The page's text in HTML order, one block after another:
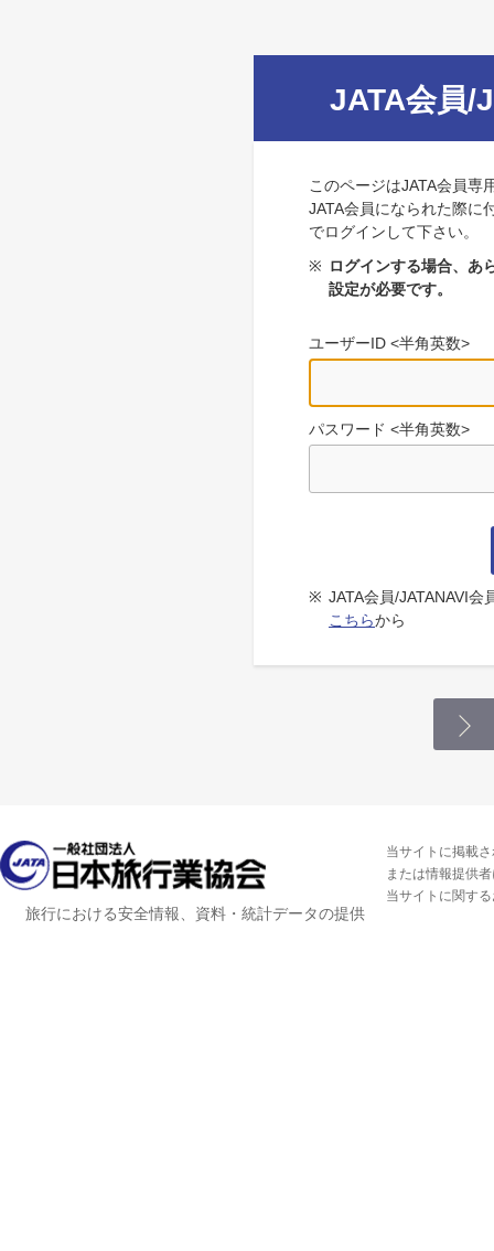
JATA会員/
このページはJATA会員専
JATA会員になられた際に
でログインして下さい。
※ ログインする場合、あ
設定が必要です。
ユーザーID <半角英数>
パスワード <半角英数>
※ JATA会員/JATANAVI
こちらから
旅行における安全情報、資料・統計データの提供
当サイトに掲載
または情報提供
当サイトに関す